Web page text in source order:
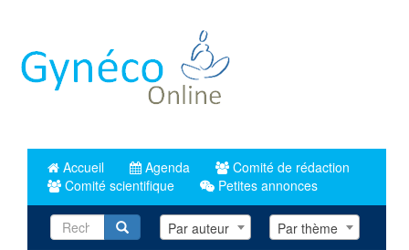
principal
Accueil Agenda
Comité de rédaction
Comité scientifique
Petites annonces
RecherchePar auteur Par thème